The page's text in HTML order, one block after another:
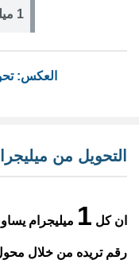
1 ميليجرام = 0.001 جرام
العكس:
التحويل من
ان كل 1 ميليجرام
رقم تريده من خلال محول